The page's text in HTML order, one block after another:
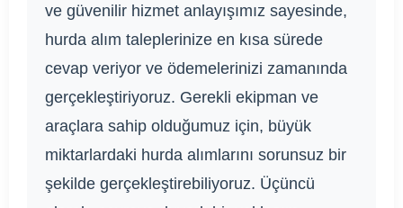
ve güvenilir hizmet anlayışımız sayesinde,
hurda alım taleplerinize en kısa sürede
cevap veriyor ve ödemelerinizi zamanında
gerçekleştiriyoruz. Gerekli ekipman ve
araçlara sahip olduğumuz için, büyük
miktarlardaki hurda alımlarını sorunsuz bir
şekilde gerçekleştirebiliyoruz. Üçüncü